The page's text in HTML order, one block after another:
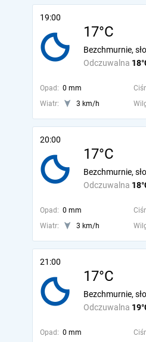
19:00
17°C
Odczuwalna
Bezchmurnie,
Opad: 0 mm
Wiatr:
3 km/h
20:00
17°C
Odczuwalna
Bezchmurnie,
Opad: 0 mm
Wiatr:
3 km/h
21:00
17°C
Odczuwalna
Bezchmurnie,
Opad: 0 mm